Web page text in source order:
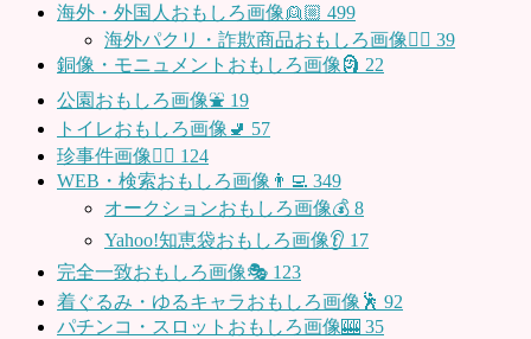
海外・外国人おもしろ画像👱🏼 499
海外パクリ・詐欺商品おもしろ画像🙅‍♀️ 39
銅像・モニュメントおもしろ画像🗿 22
公園おもしろ画像⛲️ 19
トイレおもしろ画像🚽 57
珍事件画像👮‍♂️ 124
WEB・検索おもしろ画像👨‍💻 349
オークションおもしろ画像💰 8
Yahoo!知恵袋おもしろ画像👂 17
完全一致おもしろ画像🎭 123
着ぐるみ・ゆるキャラおもしろ画像🕺 92
パチンコ・スロットおもしろ画像🎰 35